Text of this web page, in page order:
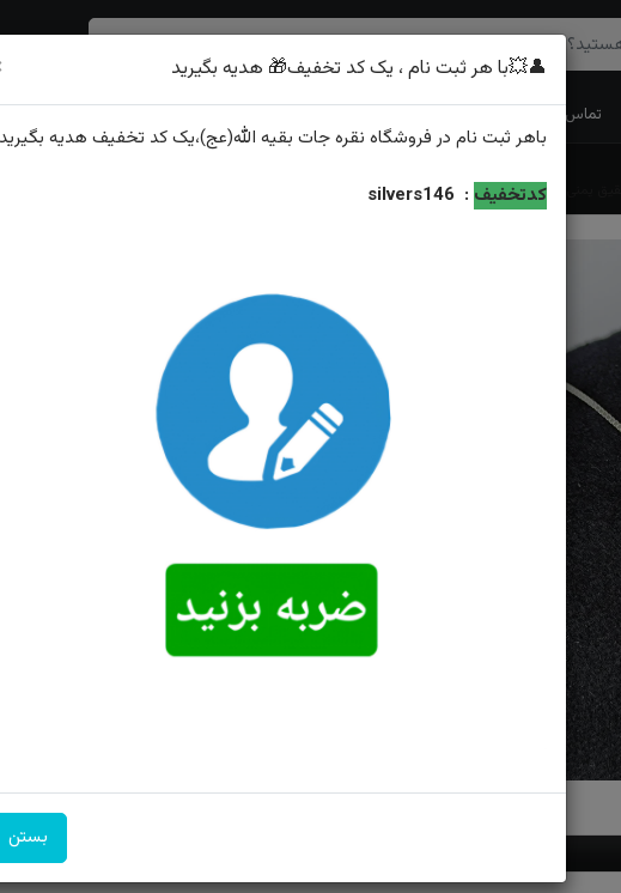
تماس با ما
یمنی اصل الماس تراش حکاکی یا رقیه بدون زنجیر
مدال نقره جواهری عقیق یمنی اصل الماس تراش حکاکی یا
ویژگی‌های محصول
توضیحات: امکان تغییر حکاکی و سنگ ارسال و سایز رایگان
امکان پرداخت
در محل
👤💥با هر ثبت نام ، یک کد تخفیف🎁 هدیه بگیرید
باهر ثبت نام در فروشگاه نقره جات بقیه الله(عج)،یک کد تخفیف هدیه
کدتخفیف :
silvers146
بستن